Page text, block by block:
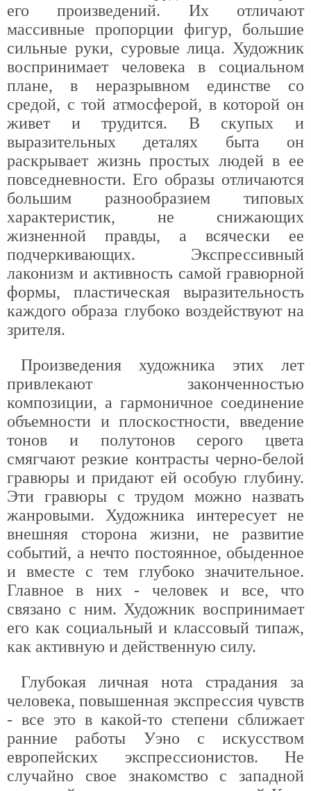
его произведений. Их отличают
массивные пропорции фигур, большие
сильные руки, суровые лица. Художник
воспринимает человека в социальном
плане, в неразрывном единстве со
средой, с той атмосферой, в которой он
живет и трудится. В скупых и
выразительных деталях быта он
раскрывает жизнь простых людей в ее
повседневности. Его образы отличаются
большим разнообразием типовых
характеристик, не снижающих
жизненной правды, а всячески ее
подчеркивающих. Экспрессивный
лаконизм и активность самой гравюрной
формы, пластическая выразительность
каждого образа глубоко воздействуют на
зрителя.
Произведения художника этих лет
привлекают законченностью
композиции, а гармоничное соединение
объемности и плоскостности, введение
тонов и полутонов серого цвета
смягчают резкие контрасты черно-белой
гравюры и придают ей особую глубину.
Эти гравюры с трудом можно назвать
жанровыми. Художника интересует не
внешняя сторона жизни, не развитие
событий, а нечто постоянное, обыденное
и вместе с тем глубоко значительное.
Главное в них - человек и все, что
связано с ним. Художник воспринимает
его как социальный и классовый типаж,
как активную и действенную силу.
Глубокая личная нота страдания за
человека, повышенная экспрессия чувств
- все это в какой-то степени сближает
ранние работы Уэно с искусством
европейских экспрессионистов. Не
случайно свое знакомство с западной